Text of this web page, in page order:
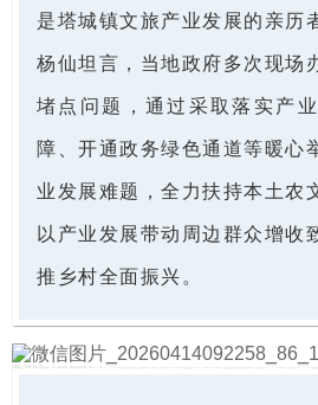
是塔城镇文旅产业发展的亲历
杨仙坦言，当地政府多次现场
堵点问题，通过采取落实产
障、开通政务绿色通道等暖心
业发展难题，全力扶持本土农
以产业发展带动周边群众增收
推乡村全面振兴。